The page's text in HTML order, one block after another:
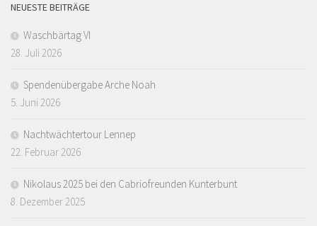
NEUESTE BEITRÄGE
Waschbärtag VI
28. Juli 2026
Spendenübergabe Arche Noah
5. Juni 2026
Nachtwächtertour Lennep
22. Februar 2026
Nikolaus 2025 bei den Cabriofreunden Kunterbunt
8. Dezember 2025